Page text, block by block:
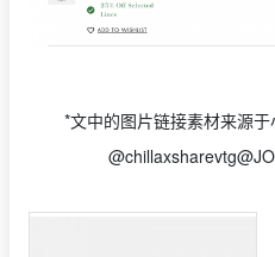
*文中的图片链接素材来源